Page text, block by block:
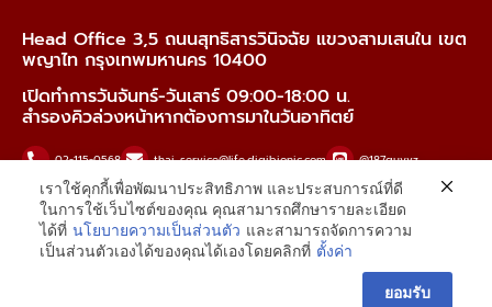
Head Office 3,5 ถนนสุทธิสารวินิจฉัย แขวงสามเสนใน เขต
พญาไท กรุงเทพมหานคร 10400
เปิดทำการวันจันทร์-วันเสาร์ 09:00-18:00 น.
สำรองคิวล่วงหน้าหากต้องการมาในวันอาทิตย์
02-115-0568 thai_service@life.digibionic.com @187guyvz
เครื่องช่วยฟัง Mimitakara digibionicofficialth digibionicofficialth
digibionicTH Lazada digibionic Shopee Digibionic
copyright © digibionic 2023 all rights reserved
เราใช้คุกกี้เพื่อพัฒนาประสิทธิภาพ และประสบการณ์ที่ดี
ในการใช้เว็บไซต์ของคุณ คุณสามารถศึกษารายละเอียด
ได้ที่ นโยบายความเป็นส่วนตัว และสามารถจัดการความ
เป็นส่วนตัวเองได้ของคุณได้เองโดยคลิกที่ ตั้งค่า
ยอมรับ
Contact us